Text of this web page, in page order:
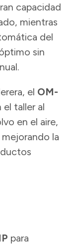
capacidad
mientras
del
sin
el OM-
el taller al
en el aire,
la
para